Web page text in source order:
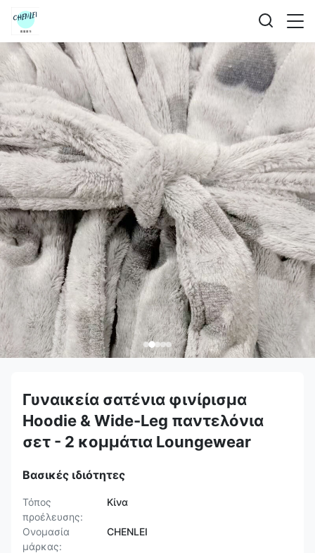
Γυναικεία σατένια φινίρισμα
Hoodie & Wide-Leg παντελόνια
σετ - 2 κομμάτια Loungewear
Βασικές ιδιότητες
Τόπος
προέλευσης:
Κίνα
Ονομασία
μάρκας:
CHENLEI